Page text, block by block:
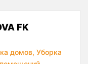
FK
домов, Уборка